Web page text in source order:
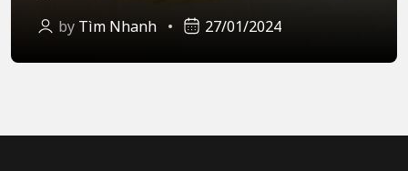
by Tìm Nhanh 27/01/2024